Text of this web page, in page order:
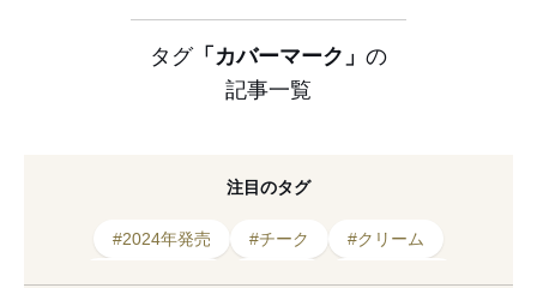
タグ「カバーマーク」 の
記事一覧
注目のタグ
#2024年発売 #チーク
#クリーム